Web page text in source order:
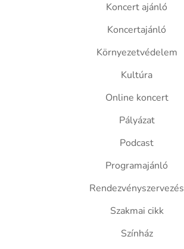
Koncert ajánló
Koncertajánló
Környezetvédelem
Kultúra
Online koncert
Pályázat
Podcast
Programajánló
Rendezvényszervezés
Szakmai cikk
Színház